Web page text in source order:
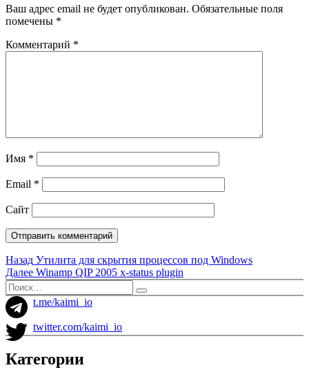
Ваш адрес email не будет опубликован. Обязательные поля
помечены *
Комментарий *
Имя *
Email *
Сайт
Навигация
по
записям
Назад Предыдущая
запись:
Утилита для скрытия процессов под Windows
Далее Следующая
запись:
Winamp QIP 2005 x-status plugin
Искать:
Поиск
t.me/kaimi_io
twitter.com/kaimi_io
Категории